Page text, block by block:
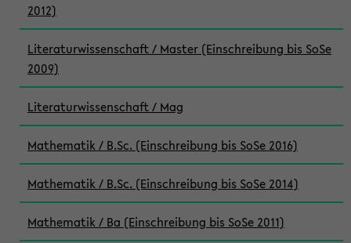
2012)
Literaturwissenschaft / Master (Einschreibung bis SoSe
2009)
Literaturwissenschaft / Mag
Mathematik / B.Sc. (Einschreibung bis SoSe 2016)
Mathematik / B.Sc. (Einschreibung bis SoSe 2014)
Mathematik / Ba (Einschreibung bis SoSe 2011)